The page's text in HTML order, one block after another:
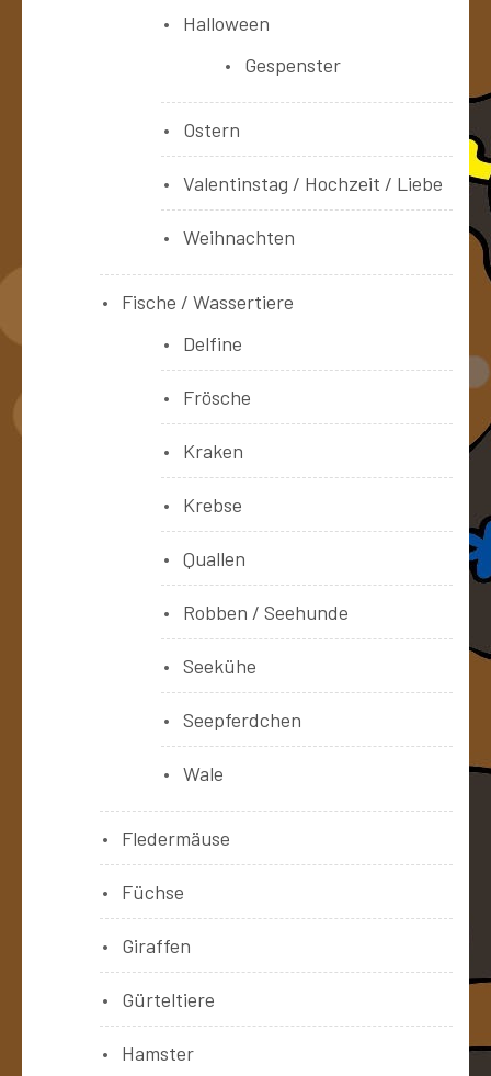
Halloween
Gespenster
Ostern
Valentinstag / Hochzeit / Liebe
Weihnachten
Fische / Wassertiere
Delfine
Frösche
Kraken
Krebse
Quallen
Robben / Seehunde
Seekühe
Seepferdchen
Wale
Fledermäuse
Füchse
Giraffen
Gürteltiere
Hamster